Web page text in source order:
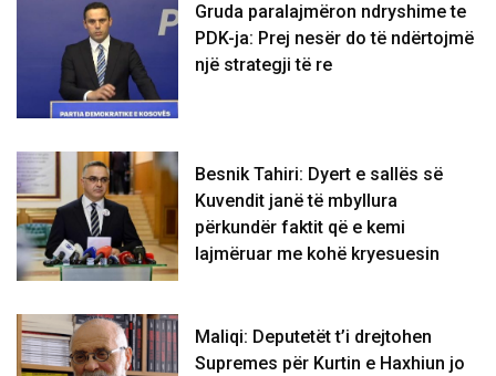
Gruda paralajmëron ndryshime te
PDK-ja: Prej nesër do të ndërtojmë
një strategji të re
Besnik Tahiri: Dyert e sallës së
Kuvendit janë të mbyllura
përkundër faktit që e kemi
lajmëruar me kohë kryesuesin
Maliqi: Deputetët t’i drejtohen
Supremes për Kurtin e Haxhiun jo